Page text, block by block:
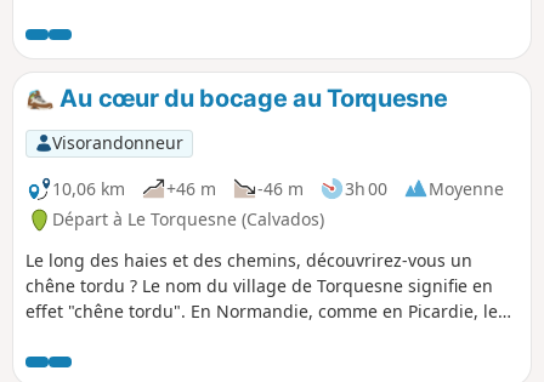
Au cœur du bocage au Torquesne
Visorandonneur
10,06 km
+46 m -46 m 3h 00
Moyenne
Départ à Le Torquesne (Calvados)
Le long des haies et des chemins, découvrirez-vous un
chêne tordu ? Le nom du village de Torquesne signifie en
effet "chêne tordu". En Normandie, comme en Picardie, le
d'où "Torquesne". En route ! A la recherche du chêne....